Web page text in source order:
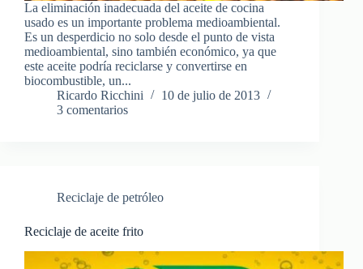
La eliminación inadecuada del aceite de cocina
usado es un importante problema medioambiental.
Es un desperdicio no solo desde el punto de vista
medioambiental, sino también económico, ya que
este aceite podría reciclarse y convertirse en
biocombustible, un...
Ricardo Ricchini
10 de julio de 2013
3 comentarios
Reciclaje de petróleo
Reciclaje de aceite frito